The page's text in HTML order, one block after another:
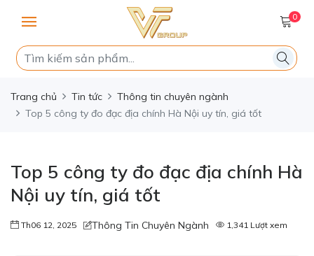
0
Trang chủ Tin tức
Thông tin chuyên ngành
Top 5 công ty đo đạc địa chính Hà Nội uy tín, giá tốt
Top 5 công ty đo đạc địa chính Hà
Nội uy tín, giá tốt
Th06 12, 2025 Thông Tin Chuyên Ngành 1,341 Lượt xem